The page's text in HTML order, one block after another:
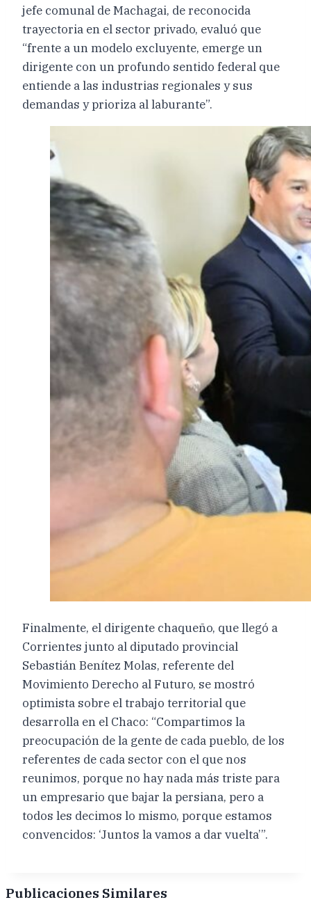
jefe comunal de Machagai, de reconocida
trayectoria en el sector privado, evaluó que
“frente a un modelo excluyente, emerge un
dirigente con un profundo sentido federal que
entiende a las industrias regionales y sus
demandas y prioriza al laburante”.
Finalmente, el dirigente chaqueño, que llegó a
Corrientes junto al diputado provincial
Sebastián Benítez Molas, referente del
Movimiento Derecho al Futuro, se mostró
optimista sobre el trabajo territorial que
desarrolla en el Chaco: “Compartimos la
preocupación de la gente de cada pueblo, de los
referentes de cada sector con el que nos
reunimos, porque no hay nada más triste para
un empresario que bajar la persiana, pero a
todos les decimos lo mismo, porque estamos
convencidos: ‘Juntos la vamos a dar vuelta’”.
Publicaciones Similares